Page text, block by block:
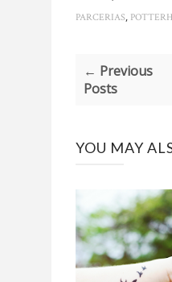
PARCERIAS,
← Previous
Posts
YOU MAY